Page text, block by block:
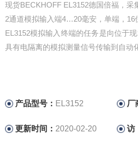
现货BECKHOFF EL3152德国倍福，采
2通道模拟输入端4…20毫安，单端，16
EL3152模拟输入终端的任务是向位于
具有电隔离的模拟测量信号传输到自动
产品型号： EL3152 厂
更新时间： 2020-02-20 访